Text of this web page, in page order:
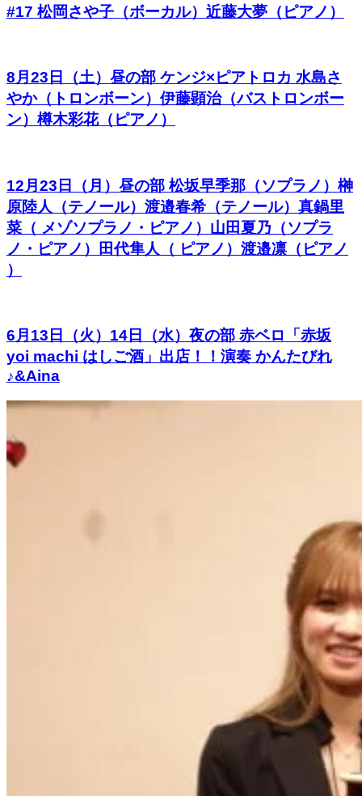
#17 松岡さや子（ボーカル）近藤大夢（ピアノ）
8月23日（土）昼の部 ケンジ×ピアトロカ 水島さ
やか（トロンボーン）伊藤顕治（バストロンボー
ン）樽木彩花（ピアノ）
12月23日（月）昼の部 松坂早季那（ソプラノ）榊
原陸人（テノール）渡邉春希（テノール）真鍋里
菜（ メゾソプラノ・ピアノ）山田夏乃（ソプラ
ノ・ピアノ）田代隼人（ ピアノ）渡邉凛（ピアノ
）
6月13日（火）14日（水）夜の部 赤ベロ「赤坂
yoi machi はしご酒」出店！！演奏 かんたびれ
♪&Aina